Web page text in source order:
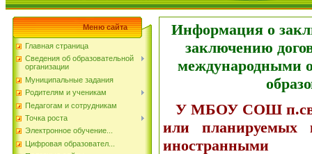
Меню сайта
Главная страница
Сведения об образовательной
организации
Муниципальные задания
Родителям и ученикам
Педагогам и сотрудникам
Точка роста
Электронное обучение...
Цифровая образовател...
Информация о
заключению
международными
У МБОУ СОШ
или планируемых
иностранными